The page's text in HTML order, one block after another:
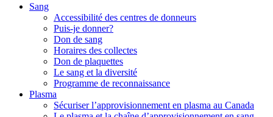
Sang
Accessibilité des centres de donneurs
Puis-je donner?
Don de sang
Horaires des collectes
Don de plaquettes
Le sang et la diversité
Programme de reconnaissance
Plasma
Sécuriser l’approvisionnement en plasma au Canada